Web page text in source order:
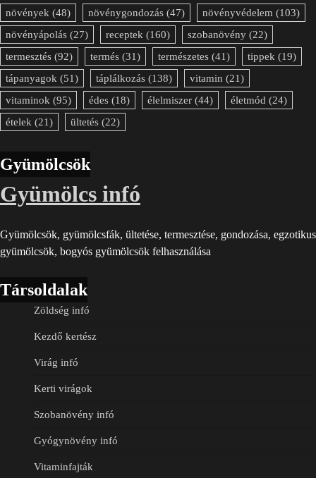
növények (48) növénygondozás (47) növényvédelem (103)
növényápolás (27) receptek (160) szobanövény (22)
termesztés (92) termés (31) természetes (41) tippek (19)
tápanyagok (51) táplálkozás (138) vitamin (21)
vitaminok (95) édes (18) élelmiszer (44) életmód (24)
ételek (21) ültetés (22)
Gyümölcsök
Gyümölcs infó
Gyümölcsök, gyümölcsfák, ültetése, termesztése, gondozása, egzotikus
gyümölcsök, bogyós gyümölcsök felhasználása
Társoldalak
Zöldség infó
Kezdő kertész
Virág infó
Kerti virágok
Szobanövény infó
Gyógynövény infó
Vitaminfajták